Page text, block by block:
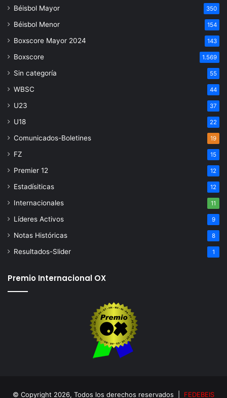
Béisbol Mayor 350
Béisbol Menor 154
Boxscore Mayor 2024 143
Boxscore 1.569
Sin categoría 55
WBSC 44
U23 37
U18 22
Comunicados-Boletines 19
FZ 15
Premier 12 12
Estadísiticas 12
Internacionales 11
Líderes Activos 9
Notas Históricas 8
Resultados-Slider 1
Premio Internacional OX
© Copyright 2026, Todos los derechos reservados | FEDEBEIS